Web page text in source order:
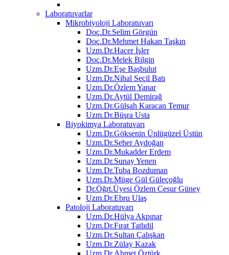
Laboratuvarlar
Mikrobiyoloji Laboratuvarı
Doç.Dr.Selim Görgün
Doç.Dr.Mehmet Hakan Taşkın
Uzm.Dr.Hacer İşler
Doç.Dr.Melek Bilgin
Uzm.Dr.Eşe Başbulut
Uzm.Dr.Nihal Seçil Batı
Uzm.Dr.Özlem Yanar
Uzm.Dr.Aytül Demirağ
Uzm.Dr.Gülşah Karacan Temur
Uzm.Dr.Büşra Usta
Biyokimya Laboratuvarı
Uzm.Dr.Göksenin Ünlügüzel Üstün
Uzm.Dr.Seher Aydoğan
Uzm.Dr.Mukadder Erdem
Uzm.Dr.Sunay Yenen
Uzm.Dr.Tuba Bozduman
Uzm.Dr.Müge Gül Güleçoğlu
Dr.Öğrt.Üyesi Özlem Cesur Güney
Uzm.Dr.Ebru Ulaş
Patoloji Laboratuvarı
Uzm.Dr.Hülya Akpınar
Uzm.Dr.Fırat Tatlıdil
Uzm.Dr.Sultan Çalışkan
Uzm.Dr.Zülay Kazak
Uzm.Dr.Ahmet Öztürk